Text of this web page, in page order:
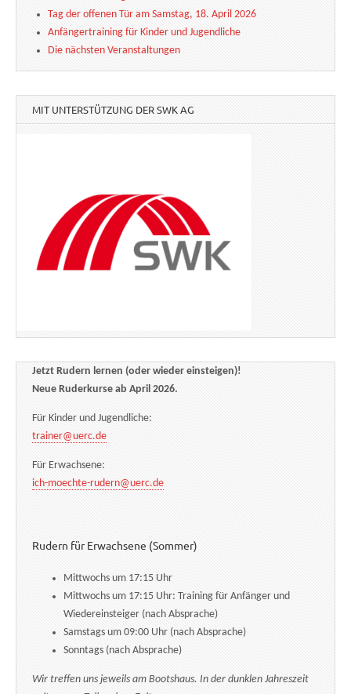
Tag der offenen Tür am Samstag, 18. April 2026
Anfängertraining für Kinder und Jugendliche
Die nächsten Veranstaltungen
MIT UNTERSTÜTZUNG DER SWK AG
Jetzt Rudern lernen (oder wieder einsteigen)!
Neue Ruderkurse ab April 2026.
Für Kinder und Jugendliche:
trainer@uerc.de
Für Erwachsene:
ich-moechte-rudern@uerc.de
Rudern für Erwachsene (Sommer)
Mittwochs um 17:15 Uhr
Mittwochs um 17:15 Uhr: Training für Anfänger und
Wiedereinsteiger (nach Absprache)
Samstags um 09:00 Uhr (nach Absprache)
Sonntags (nach Absprache)
Wir treffen uns jeweils am Bootshaus. In der dunklen Jahreszeit